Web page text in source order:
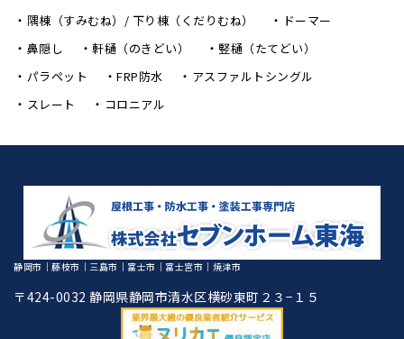
隅棟（すみむね）/ 下り棟（くだりむね）
ドーマー
鼻隠し
軒樋（のきどい）
竪樋（たてどい）
パラペット
FRP防水
アスファルトシングル
スレート
コロニアル
静岡市｜藤枝市｜三島市｜富士市｜富士宮市｜焼津市
〒424-0032 静岡県静岡市清水区横砂東町２３−１５